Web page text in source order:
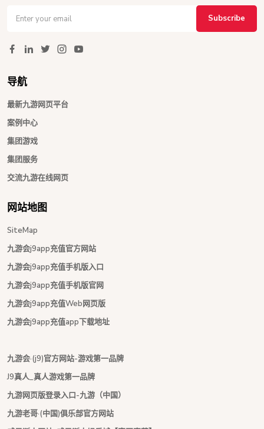
Subscribe
导航
最新九游网页平台
案例中心
集团游戏
集团服务
交流九游在线网页
网站地图
SiteMap
九游会j9app充值官方网站
九游会j9app充值手机版入口
九游会j9app充值手机版官网
九游会j9app充值Web网页版
九游会j9app充值app下载地址
九游会·(j9)官方网站-游戏第一品牌
J9真人_真人游戏第一品牌
九游网页版登录入口-九游（中国）
九游老哥·(中国)俱乐部官方网站